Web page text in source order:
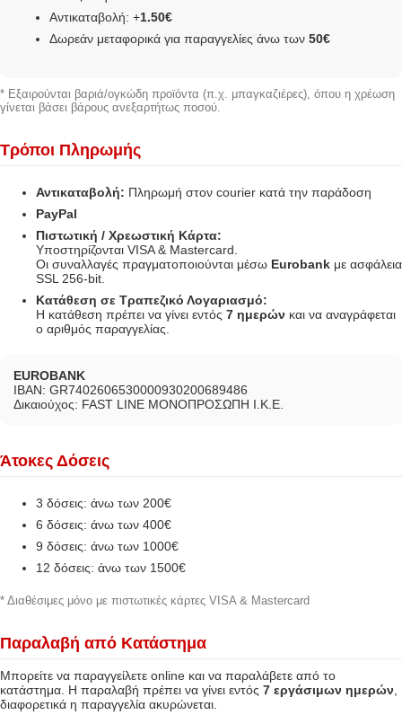
Αντικαταβολή: +1.50€
Δωρεάν μεταφορικά για παραγγελίες άνω των 50€
* Εξαιρούνται βαριά/ογκώδη προϊόντα (π.χ. μπαγκαζιέρες), όπου η χρέωση
γίνεται βάσει βάρους ανεξαρτήτως ποσού.
Τρόποι Πληρωμής
Αντικαταβολή: Πληρωμή στον courier κατά την παράδοση
PayPal
Πιστωτική / Χρεωστική Κάρτα:
Υποστηρίζονται VISA & Mastercard.
Οι συναλλαγές πραγματοποιούνται μέσω Eurobank με ασφάλεια
SSL 256-bit.
Κατάθεση σε Τραπεζικό Λογαριασμό:
Η κατάθεση πρέπει να γίνει εντός 7 ημερών και να αναγράφεται
ο αριθμός παραγγελίας.
EUROBANK
IBAN: GR7402606530000930200689486
Δικαιούχος: FAST LINE ΜΟΝΟΠΡΟΣΩΠΗ Ι.Κ.Ε.
Άτοκες Δόσεις
3 δόσεις: άνω των 200€
6 δόσεις: άνω των 400€
9 δόσεις: άνω των 1000€
12 δόσεις: άνω των 1500€
* Διαθέσιμες μόνο με πιστωτικές κάρτες VISA & Mastercard
Παραλαβή από Κατάστημα
Μπορείτε να παραγγείλετε online και να παραλάβετε από το
κατάστημα. Η παραλαβή πρέπει να γίνει εντός 7 εργάσιμων ημερών
διαφορετικά η παραγγελία ακυρώνεται.